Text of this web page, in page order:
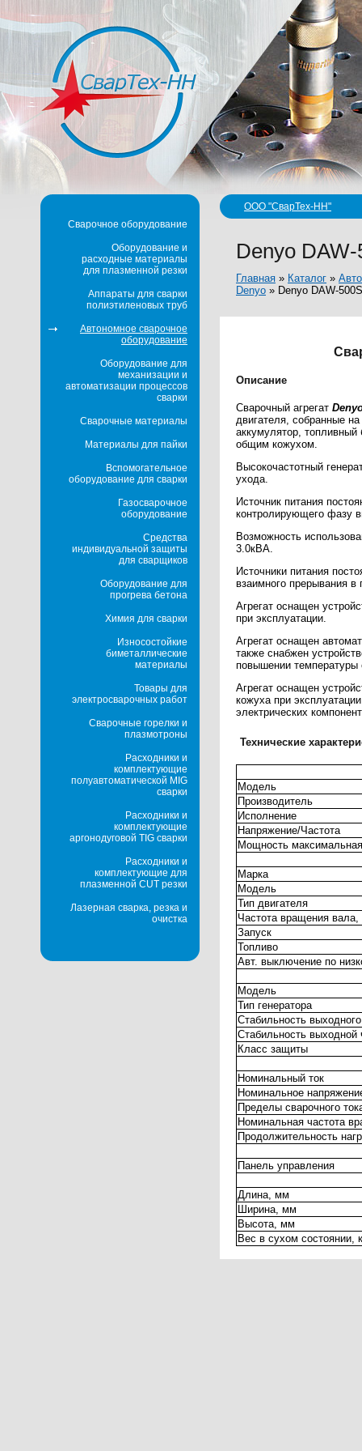
ООО "СварТех-НН"
Denyo
Главная » Каталог »
Denyo » Denyo DAW-500S
Описание
Сварочный агрегат
двигателя, собранные
аккумулятор,
общим кожухом.
Высокочастотный
ухода.
Источник питания
контролирующего фазу
Возможность
3.0кВА.
Источники питания
взаимного прерывания в
Агрегат оснащен
при эксплуатации.
Агрегат оснащен
также снабжен
повышении температуры
Агрегат оснащен
кожуха при
электрических
Технические
Модель
Производитель
Исполнение
Напряжение/Частота
Мощность
Марка
Модель
Тип двигателя
Частота вращения
Запуск
Топливо
Авт. выключение по
Модель
Тип генератора
Стабильность
Стабильность выходной
Класс защиты
Номинальный ток
Номинальное
Пределы сварочного
Номинальная частота
Продолжительность
Панель управления
Длина, мм
Ширина, мм
Высота, мм
Вес в сухом состоянии,
Сварочное оборудование
Оборудование и
расходные материалы
для плазменной резки
Аппараты для сварки
полиэтиленовых труб
Автономное сварочное
оборудование
Оборудование для
механизации и
автоматизации процессов
сварки
Сварочные материалы
Материалы для пайки
Вспомогательное
оборудование для сварки
Газосварочное
оборудование
Средства
индивидуальной защиты
для сварщиков
Оборудование для
прогрева бетона
Химия для сварки
Износостойкие
биметаллические
материалы
Товары для
электросварочных работ
Сварочные горелки и
плазмотроны
Расходники и
комплектующие
полуавтоматической MIG
сварки
Расходники и
комплектующие
аргонодуговой TIG сварки
Расходники и
комплектующие для
плазменной CUT резки
Лазерная сварка, резка и
очистка